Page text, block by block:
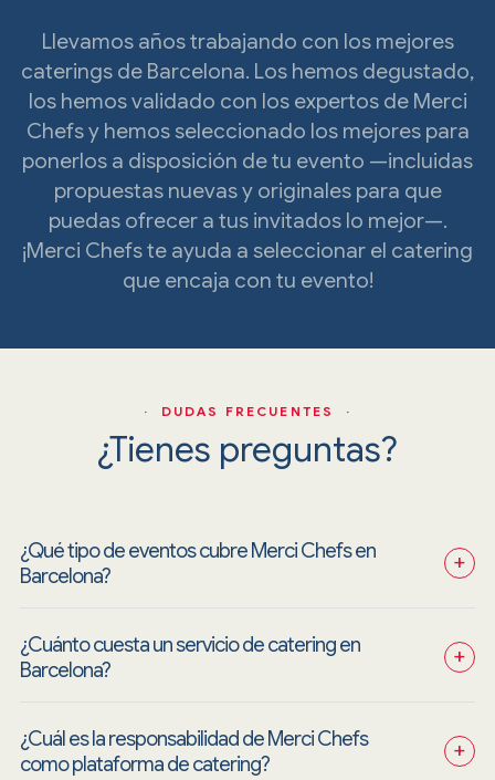
Llevamos años trabajando con los mejores
caterings de Barcelona. Los hemos degustado,
los hemos validado con los expertos de Merci
Chefs y hemos seleccionado los mejores para
ponerlos a disposición de tu evento —incluidas
propuestas nuevas y originales para que
puedas ofrecer a tus invitados lo mejor—.
¡Merci Chefs te ayuda a seleccionar el catering
que encaja con tu evento!
· DUDAS FRECUENTES ·
¿Tienes preguntas?
¿Qué tipo de eventos cubre Merci Chefs en
Barcelona?
+
¿Cuánto cuesta un servicio de catering en
Barcelona?
+
¿Cuál es la responsabilidad de Merci Chefs
como plataforma de catering?
+